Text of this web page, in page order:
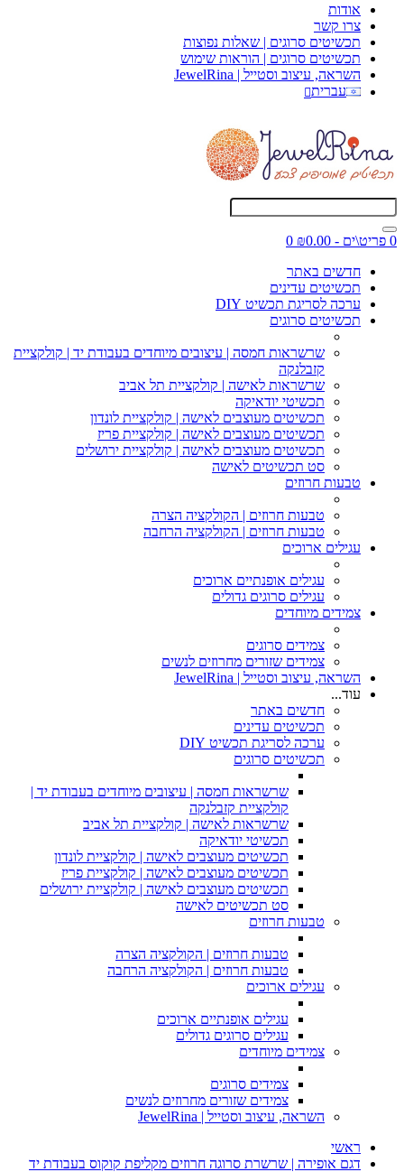
אודות
צרו קשר
תכשיטים סרוגים | שאלות נפוצות
תכשיטים סרוגים | הוראות שימוש
השראה, עיצוב וסטייל | JewelRina
עברית
0 פריט\ים - ₪0.00
0
חדשים באתר
תכשיטים עדינים
ערכה לסריגת תכשיט DIY
תכשיטים סרוגים
שרשראות חמסה | עיצובים מיוחדים בעבודת יד | קולקציית
קזבלנקה
שרשראות לאישה | קולקציית תל אביב
תכשיטי יודאיקה
תכשיטים מעוצבים לאישה | קולקציית לונדון
תכשיטים מעוצבים לאישה | קולקציית פריז
תכשיטים מעוצבים לאישה | קולקציית ירושלים
סט תכשיטים לאישה
טבעות חרוזים
טבעות חרוזים | הקולקציה הצרה
טבעות חרוזים | הקולקציה הרחבה
עגילים ארוכים
עגילים אופנתיים ארוכים
עגילים סרוגים גדולים
צמידים מיוחדים
צמידים סרוגים
צמידים שזורים מחרוזים לנשים
השראה, עיצוב וסטייל | JewelRina
עוד...
חדשים באתר
תכשיטים עדינים
ערכה לסריגת תכשיט DIY
תכשיטים סרוגים
שרשראות חמסה | עיצובים מיוחדים בעבודת יד |
קולקציית קזבלנקה
שרשראות לאישה | קולקציית תל אביב
תכשיטי יודאיקה
תכשיטים מעוצבים לאישה | קולקציית לונדון
תכשיטים מעוצבים לאישה | קולקציית פריז
תכשיטים מעוצבים לאישה | קולקציית ירושלים
סט תכשיטים לאישה
טבעות חרוזים
טבעות חרוזים | הקולקציה הצרה
טבעות חרוזים | הקולקציה הרחבה
עגילים ארוכים
עגילים אופנתיים ארוכים
עגילים סרוגים גדולים
צמידים מיוחדים
צמידים סרוגים
צמידים שזורים מחרוזים לנשים
השראה, עיצוב וסטייל | JewelRina
ראשי
דגם אופירה | שרשרת סרוגה חרוזים מקליפת קוקוס בעבודת יד